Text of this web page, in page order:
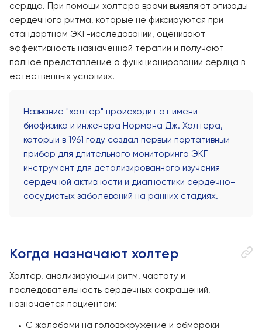
сердца. При помощи холтера врачи выявляют эпизоды
сердечного ритма, которые не фиксируются при
стандартном ЭКГ-исследовании, оценивают
эффективность назначенной терапии и получают
полное представление о функционировании сердца в
естественных условиях.
Название "холтер" происходит от имени
биофизика и инженера Нормана Дж. Холтера,
который в 1961 году создал первый портативный
прибор для длительного мониторинга ЭКГ —
инструмент для детализированного изучения
сердечной активности и диагностики сердечно-
сосудистых заболеваний на ранних стадиях.
Когда назначают холтер
Холтер, анализирующий ритм, частоту и
последовательность сердечных сокращений,
назначается пациентам:
С жалобами на головокружение и обмороки